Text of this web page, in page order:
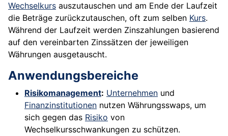
Wechselkurs auszutauschen und am Ende der Laufzeit
die Beträge zurückzutauschen, oft zum selben Kurs.
Während der Laufzeit werden Zinszahlungen basierend
auf den vereinbarten Zinssätzen der jeweiligen
Währungen ausgetauscht.
Anwendungsbereiche
Risikomanagement: Unternehmen und
Finanzinstitutionen nutzen Währungsswaps, um
sich gegen das Risiko von
Wechselkursschwankungen zu schützen.